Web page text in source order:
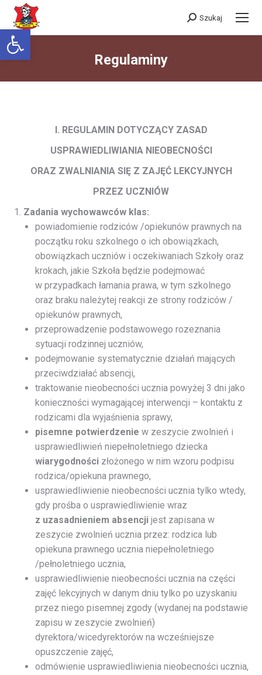
Otwórz pasek narzędzi
Szukaj:
Szukaj
Regulaminy
I. REGULAMIN DOTYCZĄCY ZASAD
USPRAWIEDLIWIANIA NIEOBECNOŚCI
ORAZ ZWALNIANIA SIĘ Z ZAJĘĆ LEKCYJNYCH
PRZEZ UCZNIÓW
Zadania wychowawców klas:
powiadomienie rodziców /opiekunów prawnych na
początku roku szkolnego o ich obowiązkach,
obowiązkach uczniów i oczekiwaniach Szkoły oraz
krokach, jakie Szkoła będzie podejmować
w przypadkach łamania prawa, w tym szkolnego
oraz braku należytej reakcji ze strony rodziców /
opiekunów prawnych,
przeprowadzenie podstawowego rozeznania
sytuacji rodzinnej uczniów,
podejmowanie systematycznie działań mających
przeciwdziałać absencji,
traktowanie nieobecności ucznia powyżej 3 dni jako
konieczności wymagającej interwencji – kontaktu z
rodzicami dla wyjaśnienia sprawy,
pisemne potwierdzenie w zeszycie zwolnień i
usprawiedliwień niepełnoletniego dziecka
wiarygodności złożonego w nim wzoru podpisu
rodzica/opiekuna prawnego,
usprawiedliwienie nieobecności ucznia tylko wtedy,
gdy prośba o usprawiedliwienie wraz
z uzasadnieniem absencji jest zapisana w
zeszycie zwolnień ucznia przez: rodzica lub
opiekuna prawnego ucznia niepełnoletniego
/pełnoletniego ucznia,
usprawiedliwienie nieobecności ucznia na części
zajęć lekcyjnych w danym dniu tylko po uzyskaniu
przez niego pisemnej zgody (wydanej na podstawie
zapisu w zeszycie zwolnień)
dyrektora/wicedyrektorów na wcześniejsze
opuszczenie zajęć,
odmówienie usprawiedliwienia nieobecności ucznia,